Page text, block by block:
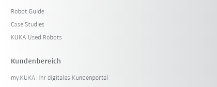
Robot Guide
Case Studies
KUKA Used Robots
Kundenbereich
my.KUKA: Ihr digitales Kundenportal